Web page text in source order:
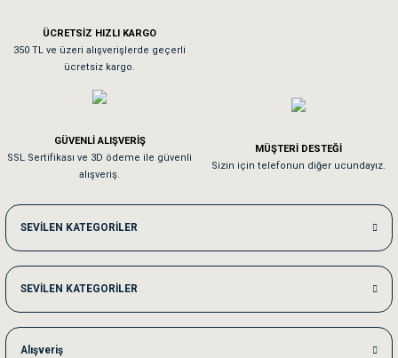
Sa**** On******
Kedilerim beğeniyorlar. Memnunuz. Uygun fiyatta olması iyi.
Me***** Ya******
Akşam verdiğim sipariş bir sonraki gün elime ulaştı. Jack russell köpeğim
Ka***** Ar******
Ufak bir sorun harici sorun olmadı sağolsunlar onuda hemen çözdüler
ÜCRETSİZ HIZLI KARGO
350 TL ve üzeri alışverişlerde geçerli
ücretsiz kargo.
GÜVENLİ ALIŞVERİŞ
SSL Sertifikası ve 3D ödeme ile güvenli
alışveriş.
MÜŞTERİ DESTEĞİ
Sizin için telefonun diğer ucundayız.
SEVİLEN KATEGORİLER
SEVİLEN KATEGORİLER
Alışveriş